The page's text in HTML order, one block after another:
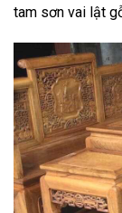
tam sơn vai lật